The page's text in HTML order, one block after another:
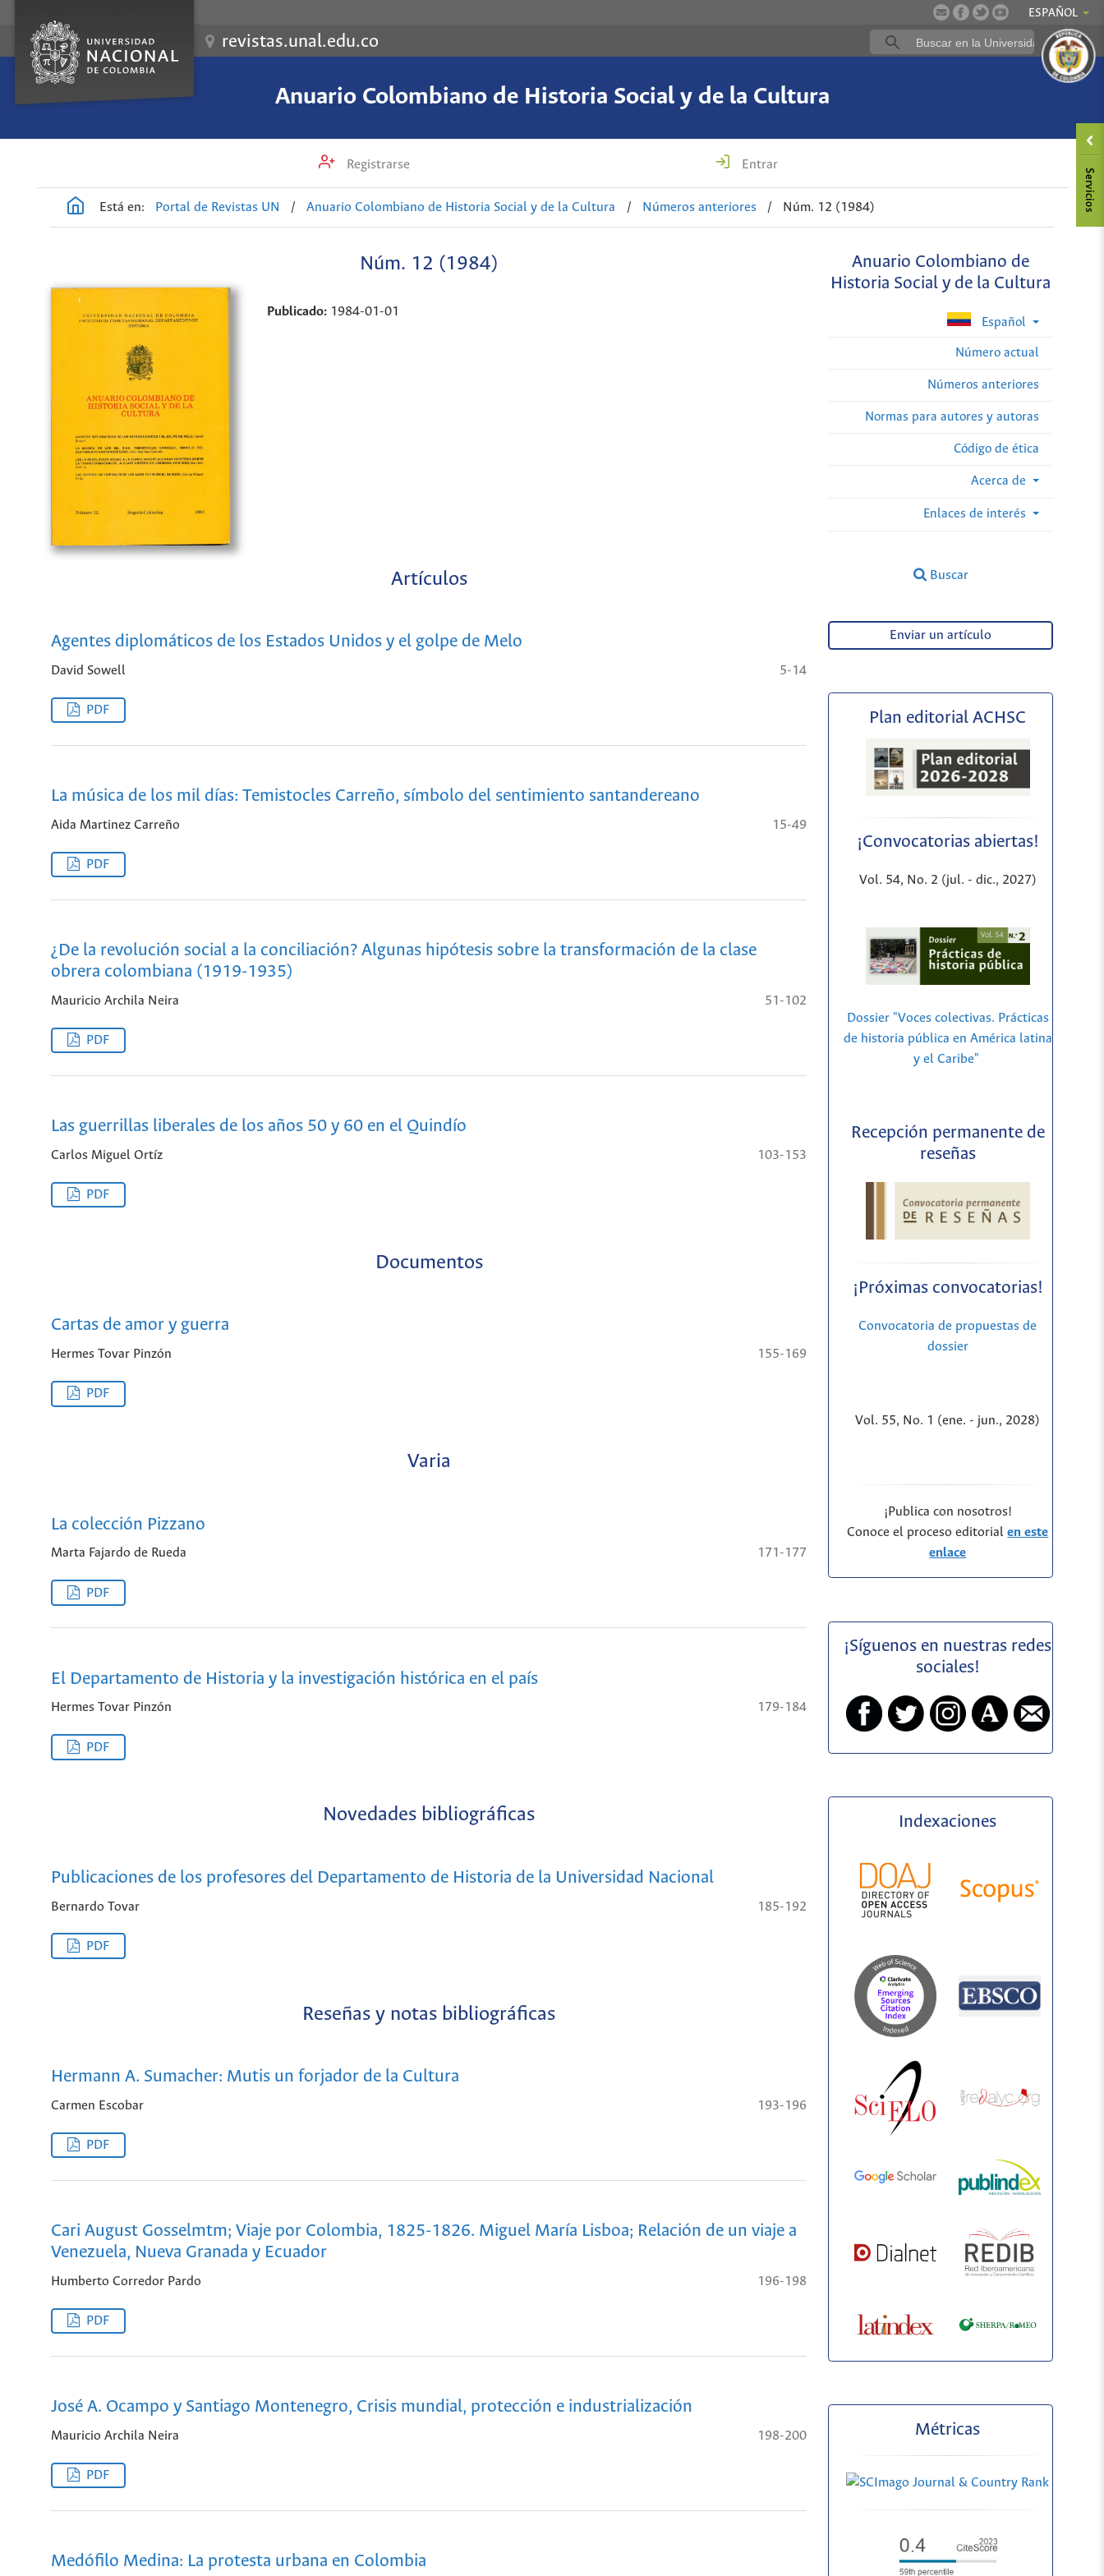
ESPAÑOL
revistas.unal.edu.co
Anuario Colombiano de Historia Social y de la Cultura
Registrarse Entrar
Está en: Portal de Revistas UN / Anuario Colombiano de Historia Social y de la Cultura / Números anteriores / Núm. 12 (1984)
Anuario Colombiano de
Historia Social y de la Cultura
Español
Número actual
Números anteriores
Normas para autores y autoras
Código de ética
Acerca de
Enlaces de interés
Buscar
Núm. 12 (1984)
Publicado: 1984-01-01
Artículos
Agentes diplomáticos de los Estados Unidos y el golpe de Melo
David Sowell 5-14
PDF
La música de los mil días: Temistocles Carreño, símbolo del sentimiento santandereano
Aida Martinez Carreño 15-49
PDF
¿De la revolución social a la conciliación? Algunas hipótesis sobre la transformación de la clase
obrera colombiana (1919-1935)
Mauricio Archila Neira 51-102
PDF
Las guerrillas liberales de los años 50 y 60 en el Quindío
Carlos Miguel Ortíz 103-153
PDF
Documentos
Cartas de amor y guerra
Hermes Tovar Pinzón 155-169
PDF
Varia
La colección Pizzano
Marta Fajardo de Rueda 171-177
PDF
El Departamento de Historia y la investigación histórica en el país
Hermes Tovar Pinzón 179-184
PDF
Novedades bibliográficas
Publicaciones de los profesores del Departamento de Historia de la Universidad Nacional
Bernardo Tovar 185-192
PDF
Reseñas y notas bibliográficas
Hermann A. Sumacher: Mutis un forjador de la Cultura
Carmen Escobar 193-196
PDF
Cari August Gosselmtm; Viaje por Colombia, 1825-1826. Miguel María Lisboa; Relación de un viaje a
Venezuela, Nueva Granada y Ecuador
Humberto Corredor Pardo 196-198
PDF
José A. Ocampo y Santiago Montenegro, Crisis mundial, protección e industrialización
Mauricio Archila Neira 198-200
PDF
Medófilo Medina: La protesta urbana en Colombia
Enviar un artículo
Plan editorial ACHSC
¡Convocatorias abiertas!
Vol. 54, No. 2 (jul. - dic., 2027)
Dossier "Voces colectivas. Prácticas
de historia pública en América latina
y el Caribe"
Recepción permanente de
reseñas
¡Próximas convocatorias!
Convocatoria de propuestas de
dossier
Vol. 55, No. 1 (ene. - jun., 2028)
¡Publica con nosotros!
Conoce el proceso editorialen este
enlace
¡Síguenos en nuestras redes
sociales!
Indexaciones
Métricas